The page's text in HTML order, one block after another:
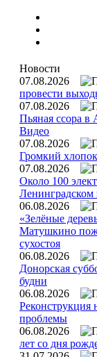
Новости
07.08.2026
провести
07.08.2026
Пьяная ссора в
Видео
07.08.2026
Громкий
07.08.2026
Около 100
06.08.2026
«Зелёные
Матушкино
сухостоя
06.08.2026
Донорская
будни
06.08.2026
Реконструкция
проблемы
06.08.2026
лет со дня